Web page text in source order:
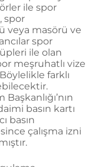
ile spor
spor
veya masörü ve
spor
ile olan
meşruhatlı vize
Böylelikle farklı
basın kartı
basın
çalışma izni